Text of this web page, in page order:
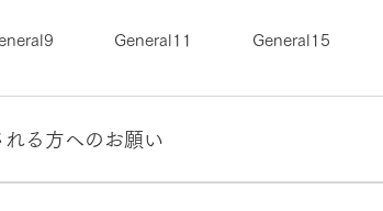
General11 General15
る方へのお願い